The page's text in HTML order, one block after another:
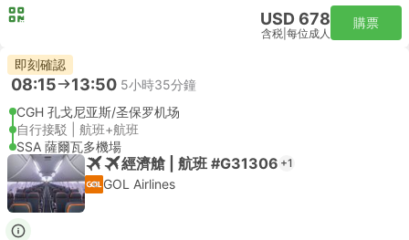
USD 678
含税 每位成人
購票
即刻確認
08:15 13:50 5小時35分鐘
CGH 孔戈尼亚斯/圣保罗机场
自行接駁 | 航班+航班
SSA 薩爾瓦多機場
經濟艙 | 航班 #G31306 +1
GOL Airlines